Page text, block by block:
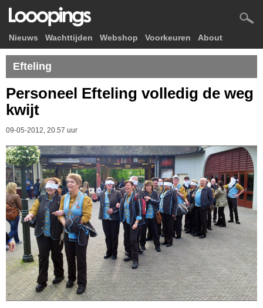
Nieuws Wachttijden Webshop Voorkeuren About
Efteling
Personeel Efteling volledig de weg
kwijt
09-05-2012, 20.57 uur